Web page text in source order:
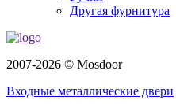
Другая фурнитура
2007-2026 © Mosdoor
Входные металлические двери